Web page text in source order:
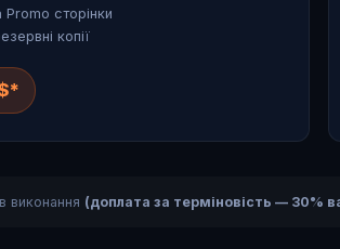
Promo сторінки
копії
виконання (доплата за терміновість — 30%